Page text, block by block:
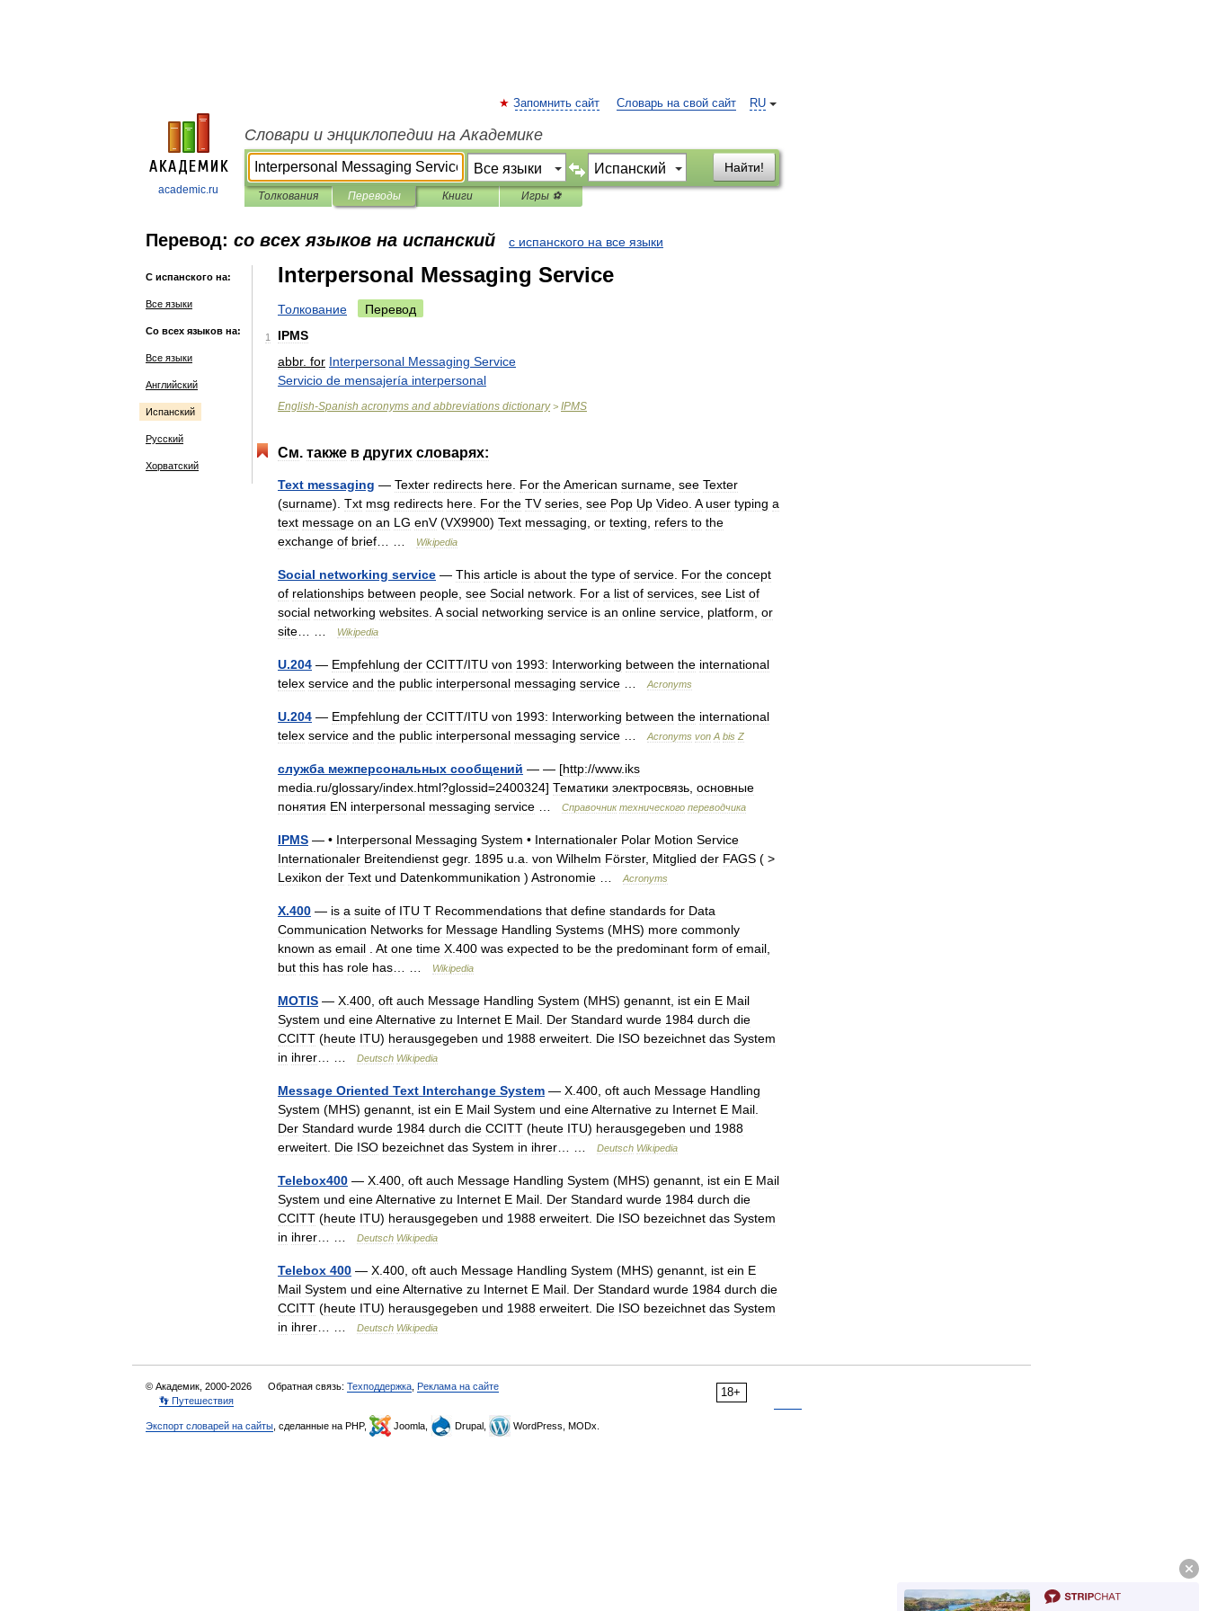
academic.ru
RU
Запомнить сайт Словарь на свой сайт
Словари и энциклопедии на Академике
Найти!
Толкования Переводы Книги Игры ⚽
Перевод: со всех языков на испанский с испанского на все языки
С испанского на:
Все языки
Со всех языков на:
Все языки
Английский
Испанский
Русский
Хорватский
Interpersonal Messaging Service
Толкование Перевод
1
IPMS
abbr. for Interpersonal Messaging Service
Servicio de mensajería interpersonal
English-Spanish acronyms and abbreviations dictionary> IPMS
См. также в других словарях:
Text messaging — Texter redirects here For theAmerican surname see Texter
(surname). Txt msg redirects here For the TV series see Pop Up Video A user typing a
text message on an LG enV(VX9900) Text messaging or texting refers to the
exchange of brief Wikipedia
Social networking service — This article is about the type of service For the concept
of relationships between people see Social network For a list of services see List of
social networking websites A social networking service is an online service platform or
site
Wikipedia
U.204 — Empfehlung der CCITT/ITU von 1993: Interworking between the international
telex service and the public interpersonal messaging service Acronyms
U.204 — Empfehlung der CCITT/ITU von 1993: Interworking between the international
telex service and the public interpersonal messaging service Acronyms von A bis Z
служба межперсональных сообщений — — [http://www. iks
media ru/glossary/index html?glossid=2400324] Тематики электросвязь основные
понятия EN interpersonal messaging service Справочник технического переводчика
IPMS — • Interpersonal Messaging System • Internationaler Polar Motion Service
Internationaler Breitendienst gegr. 1895 u a von Wilhelm Förster, Mitglied der FAGS ( >
Lexikon der Text und Datenkommunikation ) Astronomie Acronyms
X.400 — is a suite of ITU T Recommendations that define standards for Data
Communication Networks for Message Handling Systems (MHS) more commonly
known as email At one time X 400 was expected to be the predominant form of email
but this has role has Wikipedia
MOTIS — X 400 oft auch Message Handling System (MHS) genannt ist ein E Mail
System und eineAlternative zu Internet E Mail Der Standard wurde 1984 durch die
CCITT (heute ITU) herausgegeben und 1988 erweitert Die ISO bezeichnet das System
in ihrer Deutsch Wikipedia
Message Oriented Text Interchange System — X 400 oft auch Message Handling
System (MHS) genannt ist ein E Mail System und eineAlternative zu Internet E Mail
Der Standard wurde 1984 durch die CCITT (heute ITU) herausgegeben und 1988
erweitert Die ISO bezeichnet das System in ihrer Deutsch Wikipedia
Telebox400 — X 400 oft auch Message Handling System (MHS) genannt ist ein E Mail
System und eineAlternative zu Internet E Mail Der Standard wurde 1984 durch die
CCITT (heute ITU) herausgegeben und 1988 erweitert Die ISO bezeichnet das System
in ihrer Deutsch Wikipedia
Telebox 400 — X 400 oft auch Message Handling System (MHS) genannt ist ein E
Mail System und eineAlternative zu Internet E Mail Der Standard wurde 1984 durch die
CCITT (heute ITU) herausgegeben und 1988 erweitert Die ISO bezeichnet das System
in ihrer Deutsch Wikipedia
18+
© Академик, 2000-2026 Обратная связь: Техподдержка Реклама на сайте
👣 Путешествия
Экспорт словарей на сайты , сделанные на PHP, Joomla, Drupal, WordPress, MODx.